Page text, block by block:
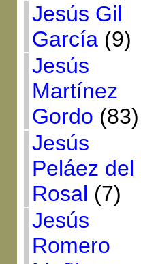
Jesús Gil
García(9)
Jesús
Martínez
Gordo (83)
Jesús
Peláez del
Rosal (7)
Jesús
Romero